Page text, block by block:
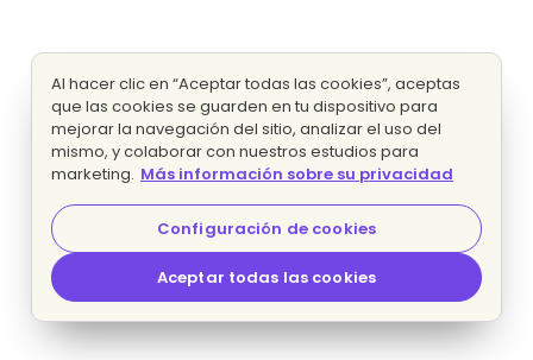
Al hacer clic en “Aceptar todas las cookies”, aceptas
que las cookies se guarden en tu dispositivo para
mejorar la navegación del sitio, analizar el uso del
mismo, y colaborar con nuestros estudios para
marketing. Más información sobre su privacidad
Configuración de cookies
Aceptar todas las cookies